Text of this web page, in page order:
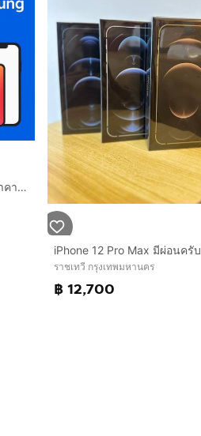
รับซื้อ มือถือ Iphone ipad ให้ราคาสูง
iPhone 12 Pro Max มีผ่อนครับ
ราชเทวี กรุงเทพมหานคร
฿ 12,700